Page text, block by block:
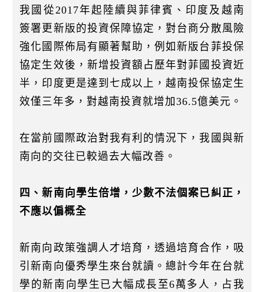
我國從2017年起陸續與菲律賓、印度及越南
簽署更新版的投資保障協定，對台商分散風險
強化國際佈局有顯著幫助，例如新版台菲投保
協定生效後，新增投資額占歷年對菲國投資近
半，印度更是達到七成以上，越南投保協定生
效僅三年多，對越南投資就增加36.5億美元。
在當前國際政治對我有利的情況下，我國與新
南向的交往已較過去大幅改善。
四、新南向學生倍增，少數不法個案已糾正，
不應以偏概全
新南向政策強調人才培育，透過培育合作，吸
引新南向優秀學生來台就讀。總計今年在台就
學的新南向學生已大幅成長至6萬多人，占我